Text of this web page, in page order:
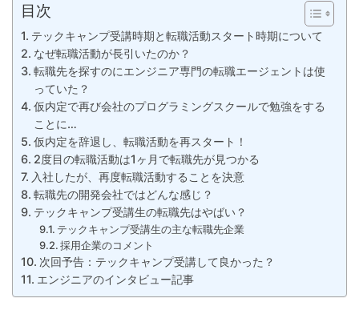
目次
テックキャンプ受講時期と転職活動スタート時期について
なぜ転職活動が長引いたのか？
転職先を探すのにエンジニア専門の転職エージェントは使
っていた？
仮内定で再び会社のプログラミングスクールで勉強をする
ことに…
仮内定を辞退し、転職活動を再スタート！
2度目の転職活動は1ヶ月で転職先が見つかる
入社したが、再度転職活動することを決意
転職先の開発会社ではどんな感じ？
テックキャンプ受講生の転職先はやばい？
テックキャンプ受講生の主な転職先企業
採用企業のコメント
次回予告：テックキャンプ受講して良かった？
エンジニアのインタビュー記事